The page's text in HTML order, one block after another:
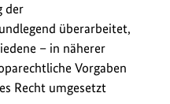
der
überarbeitet,
– in näherer
Vorgaben
Recht umgesetzt